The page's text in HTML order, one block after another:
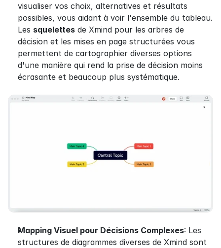
visualiser vos choix, alternatives et résultats
possibles, vous aidant à voir l'ensemble du tableau.
Les squelettes de Xmind pour les arbres de
décision et les mises en page structurées vous
permettent de cartographier diverses options
d'une manière qui rend la prise de décision moins
écrasante et beaucoup plus systématique.
Mapping Visuel pour Décisions Complexes: Les
structures de diagrammes diverses de Xmind sont